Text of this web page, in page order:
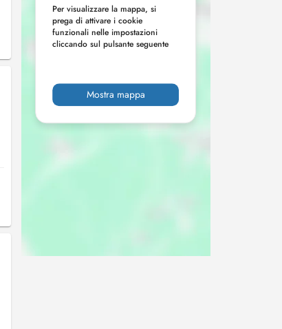
Per visualizzare la mappa, si
prega di attivare i cookie
funzionali nelle impostazioni
cliccando sul pulsante seguente
Mostra mappa